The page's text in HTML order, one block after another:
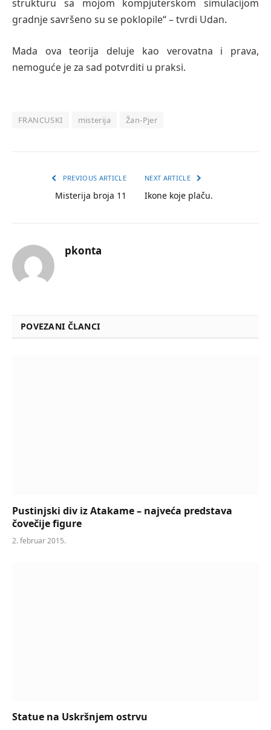
strukturu sa mojom kompjuterskom simulacijom
gradnje savršeno su se poklopile“ – tvrdi Udan.
Mada ova teorija deluje kao verovatna i prava,
nemoguće je za sad potvrditi u praksi.
FRANCUSKI misterija Žan-Pjer
PREVIOUS ARTICLE
Misterija broja 11
NEXT ARTICLE
Ikone koje plaču.
pkonta
POVEZANI ČLANCI
Pustinjski div iz Atakame – najveća predstava
čovečije figure
2. februar 2015.
Statue na Uskršnjem ostrvu